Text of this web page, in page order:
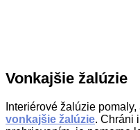
Vonkajšie žalúzie
Interiérové žalúzie
vonkajšie žalúzie. Chráni